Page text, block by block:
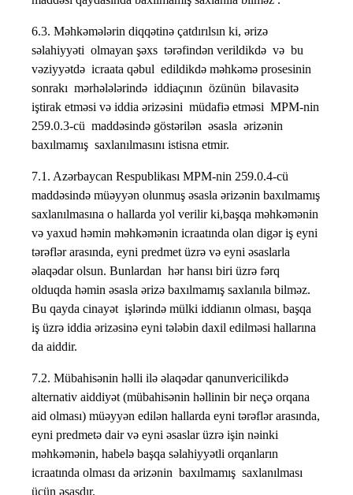
6.3. Məhkəmələrin diqqətinə çatdırılsın ki, ərizə
səlahiyyəti olmayan şəxs tərəfindən verildikdə və bu
vəziyyətdə icraata qəbul edildikdə məhkəmə prosesinin
sonrakı mərhələlərində iddiaçının özünün bilavasitə
iştirak etməsi və iddia ərizəsini müdafiə etməsi MPM-nin
259.0.3-cü maddəsində göstərilən əsasla ərizənin
baxılmamış saxlanılmasını istisna etmir.
7.1. Azərbaycan Respublikası MPM-nin 259.0.4-cü
maddəsində müəyyən olunmuş əsasla ərizənin baxılmamış
saxlanılmasına o hallarda yol verilir ki,başqa məhkəmənin
və yaxud həmin məhkəmənin icraatında olan digər iş eyni
tərəflər arasında, eyni predmet üzrə və eyni əsaslarla
əlaqədar olsun. Bunlardan hər hansı biri üzrə fərq
olduqda həmin əsasla ərizə baxılmamış saxlanıla bilməz.
Bu qayda cinayət işlərində mülki iddianın olması, başqa
iş üzrə iddia ərizəsinə eyni tələbin daxil edilməsi hallarına
da aiddir.
7.2. Mübahisənin həlli ilə əlaqədar qanunvericilikdə
alternativ aiddiyət (mübahisənin həllinin bir neçə orqana
aid olması) müəyyən edilən hallarda eyni tərəflər arasında,
eyni predmetə dair və eyni əsaslar üzrə işin nəinki
məhkəmənin, habelə başqa səlahiyyətli orqanların
icraatında olması da ərizənin baxılmamış saxlanılması
üçün əsasdır.